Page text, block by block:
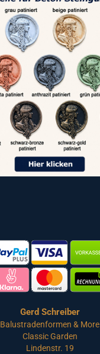
Gerd Schreiber
Balustradenformen & More
Classic Garden
Lindenstr. 19